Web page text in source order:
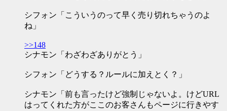
シフォン「こういうのって早く売り切れちゃうのよ
ね」
>>148
シナモン「わざわざありがとう」
シフォン「どうする？ルールに加えとく？」
シナモン「前も言ったけど強制じゃないよ。けどURL
はってくれた方がここのお客さんもページに行きやす